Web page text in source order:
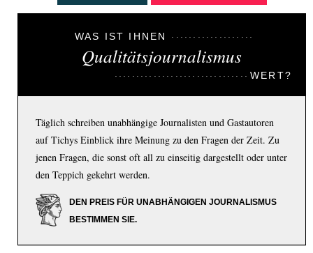
WAS IST IHNEN
Qualitätsjournalismus
WERT?
Täglich schreiben unabhängige Journalisten und Gastautoren
auf Tichys Einblick ihre Meinung zu den Fragen der Zeit. Zu
jenen Fragen, die sonst oft all zu einseitig dargestellt oder unter
den Teppich gekehrt werden.
DEN PREIS FÜR UNABHÄNGIGEN JOURNALISMUS
BESTIMMEN SIE.